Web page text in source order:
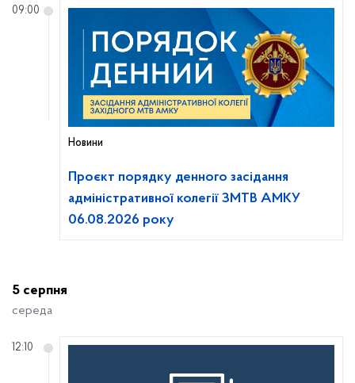
Новини
Проєкт порядку денного засідання
адміністративної колегії ЗМТВ АМКУ
06.08.2026 року
09:00
5 серпня
середа
12:10